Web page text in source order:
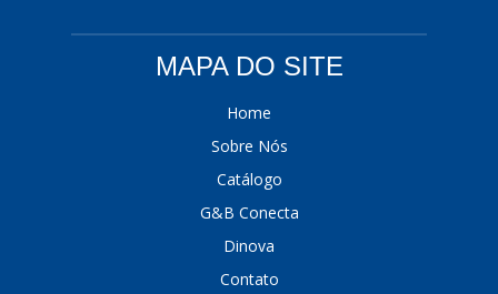
MAPA DO SITE
Home
Sobre Nós
Catálogo
G&B Conecta
Dinova
Contato